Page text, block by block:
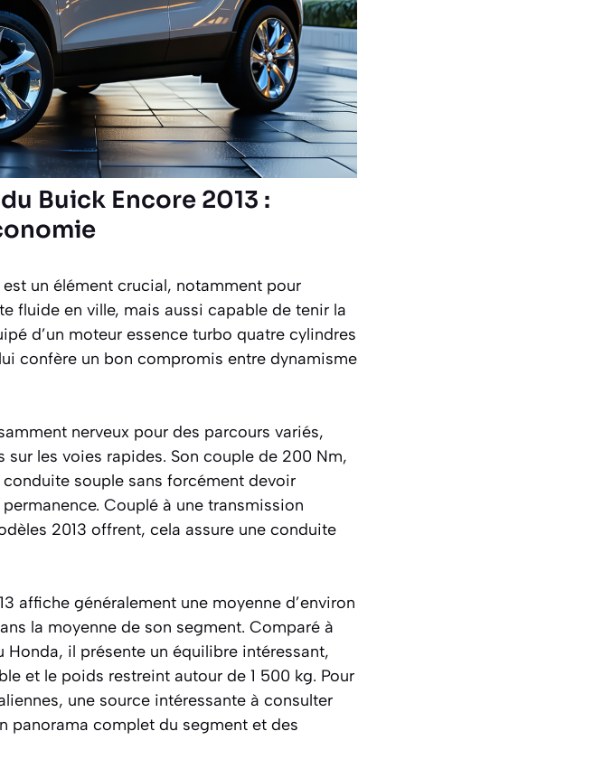
Buick Encore 2013 :
un élément crucial, notamment pour
fluide en ville, mais aussi capable de tenir la
d’un moteur essence turbo quatre cylindres
confère un bon compromis entre dynamisme
nerveux pour des parcours variés,
les voies rapides. Son couple de 200 Nm,
souple sans forcément devoir
Couplé à une transmission
2013 offrent, cela assure une conduite
affiche généralement une moyenne d’environ
la moyenne de son segment. Comparé à
il présente un équilibre intéressant,
et le poids restreint autour de 1 500 kg. Pour
une source intéressante à consulter
panorama complet du segment et des